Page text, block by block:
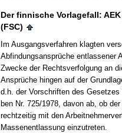
Der fin­ni­sche Vor­la­ge­fall:
(FSC)
Im Aus­gangs­ver­fah­ren klag­ten
Ab­fin­dungs­ansprüche ent­las­se­ner
Zwe­cke der Rechts­ver­fol­gung an
Ansprüche hin­gen auf der
d.h. der Vor­schrif­ten des
ben Nr. 725/1978, da­von ab, ob
recht­zei­tig mit den
Mas­sen­ent­las­sung ein­zu­tre­ten.